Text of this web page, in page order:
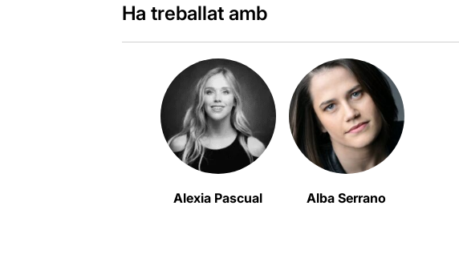
Ha treballat amb
Alexia Pascual Alba Serrano